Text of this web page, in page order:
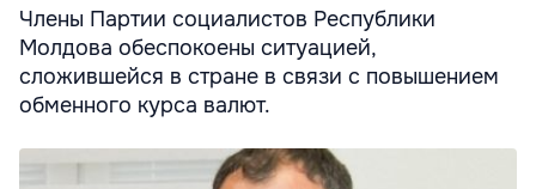
Члены Партии социалистов Республики
Молдова обеспокоены ситуацией,
сложившейся в стране в связи с повышением
обменного курса валют.